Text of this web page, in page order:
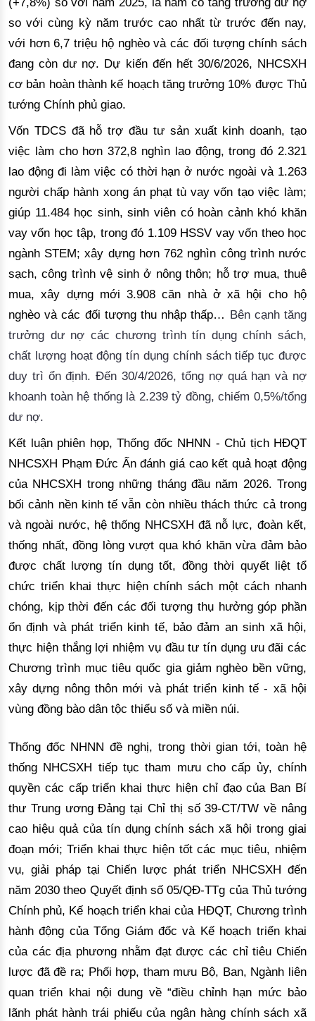
so với cùng kỳ năm trước cao nhất từ trước đến nay,
với hơn 6,7 triệu hộ nghèo và các đối tượng chính sách
đang còn dư nợ. Dự kiến đến hết 30/6/2026, NHCSXH
cơ bản hoàn thành kế hoạch tăng trưởng 10% được Thủ
tướng Chính phủ giao.
Vốn TDCS đã hỗ trợ đầu tư sản xuất kinh doanh, tạo
việc làm cho hơn 372,8 nghìn lao động, trong đó 2.321
lao động đi làm việc có thời hạn ở nước ngoài và 1.263
người chấp hành xong án phạt tù vay vốn tạo việc làm;
giúp 11.484 học sinh, sinh viên có hoàn cảnh khó khăn
vay vốn học tập, trong đó 1.109 HSSV vay vốn theo học
ngành STEM; xây dựng hơn 762 nghìn công trình nước
sạch, công trình vệ sinh ở nông thôn; hỗ trợ mua, thuê
mua, xây dựng mới 3.908 căn nhà ở xã hội cho hộ
nghèo và các đối tượng thu nhập thấp… Bên cạnh tăng
trưởng dư nợ các chương trình tín dụng chính sách,
chất lượng hoạt động tín dụng chính sách tiếp tục được
duy trì ổn định. Đến 30/4/2026, tổng nợ quá hạn và nợ
khoanh toàn hệ thống là 2.239 tỷ đồng, chiếm 0,5%/tổng
dư nợ.
Kết luận phiên họp, Thống đốc NHNN - Chủ tịch HĐQT
NHCSXH Phạm Đức Ấnđánh giá cao kết quả hoạt động
của NHCSXH trong những tháng đầu năm 2026. Trong
bối cảnh nền kinh tế vẫn còn nhiều thách thức cả trong
và ngoài nước, hệ thống NHCSXH đã nỗ lực, đoàn kết,
thống nhất, đồng lòng vượt qua khó khăn vừa đảm bảo
được chất lượng tín dụng tốt, đồng thời quyết liệt tổ
chức triển khai thực hiện chính sách một cách nhanh
chóng, kịp thời đến các đối tượng thụ hưởng góp phần
ổn định và phát triển kinh tế, bảo đảm an sinh xã hội,
thực hiện thắng lợi nhiệm vụ đầu tư tín dụng ưu đãi các
Chương trình mục tiêu quốc gia giảm nghèo bền vững,
xây dựng nông thôn mới và phát triển kinh tế - xã hội
vùng đồng bào dân tộc thiểu số và miền núi.
Thống đốc NHNN đề nghị, trong thời gian tới, toàn hệ
thống NHCSXH tiếp tục tham mưu cho cấp ủy, chính
quyền các cấp triển khai thực hiện chỉ đạo của Ban Bí
thư Trung ương Đảng tại Chỉ thị số 39-CT/TW về nâng
cao hiệu quả của tín dụng chính sách xã hội trong giai
đoạn mới; Triển khai thực hiện tốt các mục tiêu, nhiệm
vụ, giải pháp tại Chiến lược phát triển NHCSXH đến
năm 2030 theo Quyết định số 05/QĐ-TTg của Thủ tướng
Chính phủ, Kế hoạch triển khai của HĐQT, Chương trình
hành động của Tổng Giám đốc và Kế hoạch triển khai
của các địa phương nhằm đạt được các chỉ tiêu Chiến
lược đã đề ra; Phối hợp, tham mưu Bộ, Ban, Ngành liên
quan triển khai nội dung về “điều chỉnh hạn mức bảo
lãnh phát hành trái phiếu của ngân hàng chính sách xã